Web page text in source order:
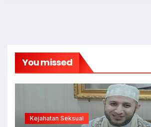
You missed
Kejahatan Seksual